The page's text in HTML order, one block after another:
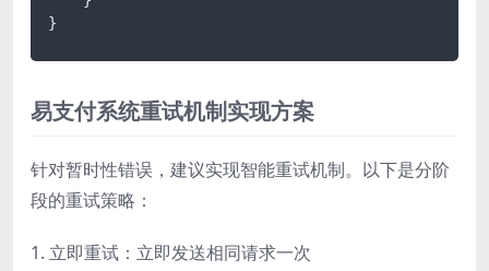
易支付系统重试机制实现方案
针对暂时性错误，建议实现智能重试机制。以下是分阶
段的重试策略：
1. 立即重试：立即发送相同请求一次